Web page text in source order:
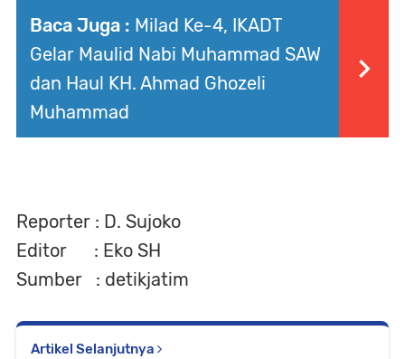
Baca Juga : Milad Ke-4, IKADT
Gelar Maulid Nabi Muhammad SAW
dan Haul KH. Ahmad Ghozeli
Muhammad
Reporter : D. Sujoko
Editor : Eko SH
Sumber : detikjatim
Artikel Selanjutnya